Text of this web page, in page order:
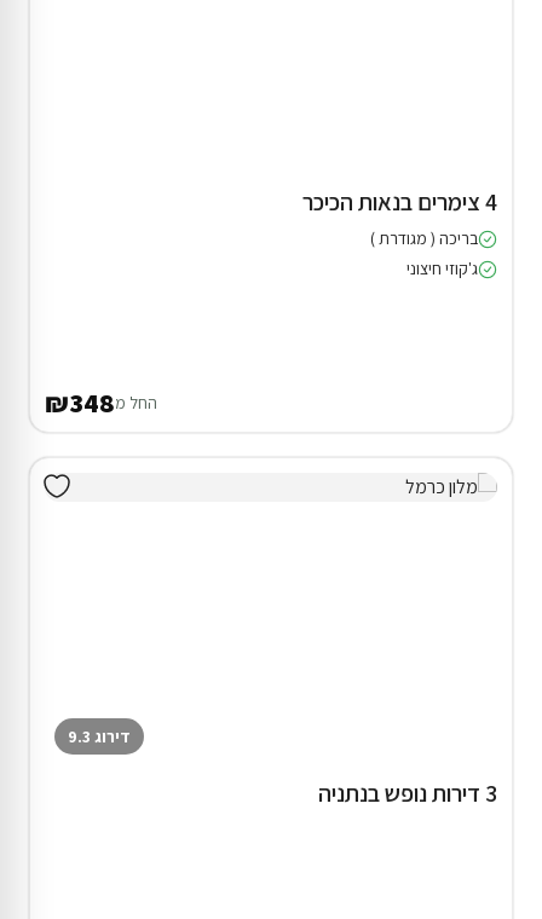
4 צימרים בנאות הכיכר
בריכה ( מגודרת )
ג'קוזי חיצוני
החל מ₪348
דירוג 9.3
3 דירות נופש בנתניה